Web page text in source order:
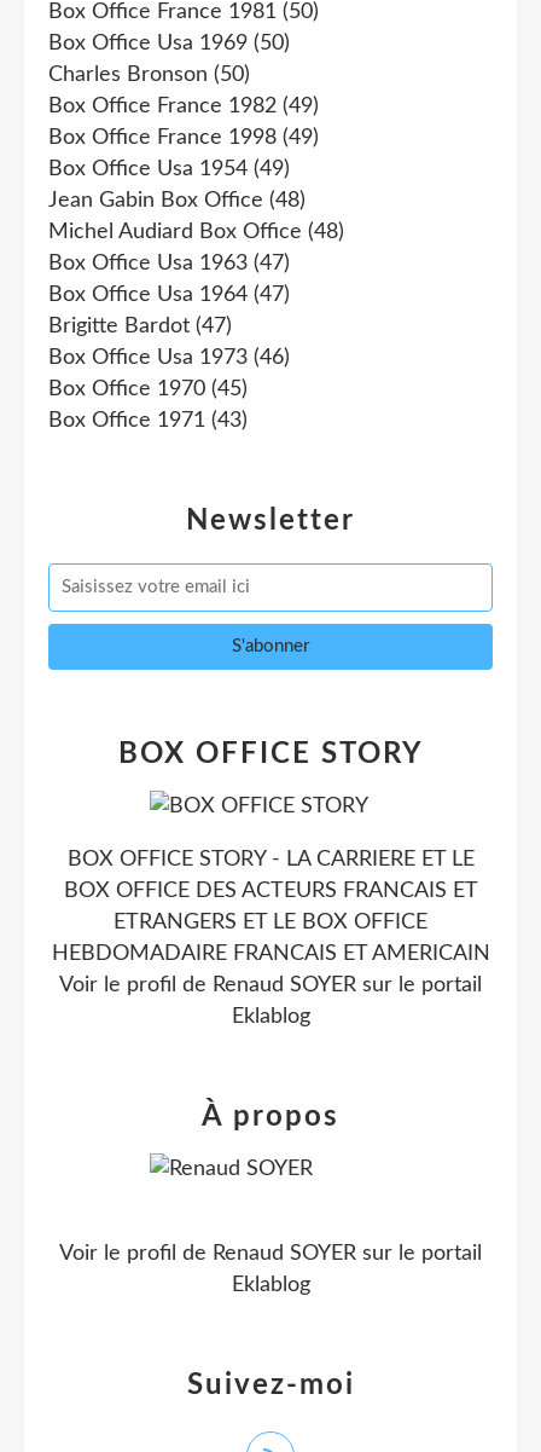
Newsletter
Box Office France 1981 (50)
Box Office Usa 1969 (50)
Charles Bronson (50)
Box Office France 1982 (49)
Box Office France 1998 (49)
Box Office Usa 1954 (49)
Jean Gabin Box Office (48)
Michel Audiard Box Office (48)
Box Office Usa 1963 (47)
Box Office Usa 1964 (47)
Brigitte Bardot (47)
Box Office Usa 1973 (46)
Box Office 1970 (45)
Box Office 1971 (43)
BOX OFFICE STORY
BOX OFFICE STORY - LA CARRIERE ET LE
BOX OFFICE DES ACTEURS FRANCAIS ET
ETRANGERS ET LE BOX OFFICE
HEBDOMADAIRE FRANCAIS ET AMERICAIN
Voir le profil de Renaud SOYER sur le portail
Eklablog
Suivez-moi
À propos
Voir le profil de Renaud SOYER sur le portail
Eklablog